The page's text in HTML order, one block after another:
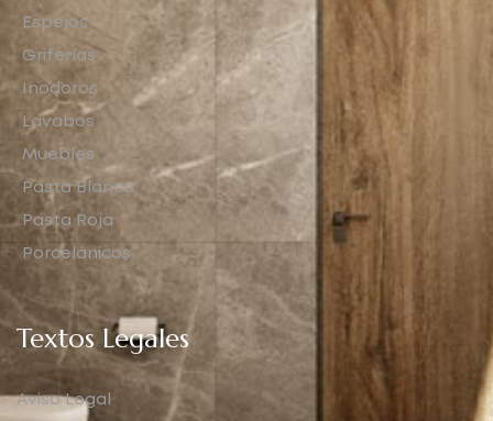
Espejos
Griferías
Inodoros
Lavabos
Muebles
Pasta Blanca
Pasta Roja
Porcelánicos
Textos Legales
Aviso Legal